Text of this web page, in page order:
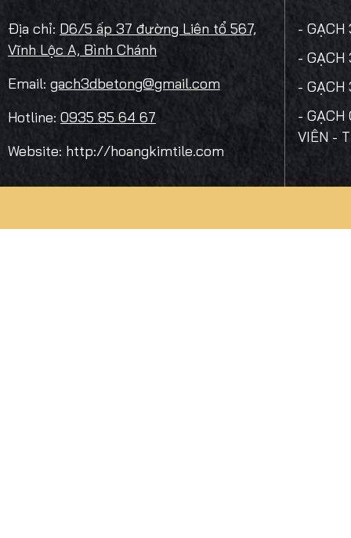
Địa chỉ: D6/5 ấp 37 đường Liên tổ 567,
Vĩnh Lộc A, Bình Chánh
Email: gach3dbetong@gmail.com
Hotline: 0935 85 64 67
Website: http://hoangkimtile.com
- GẠCH
- GẠCH
- GẠCH
- GẠCH
VIÊN -